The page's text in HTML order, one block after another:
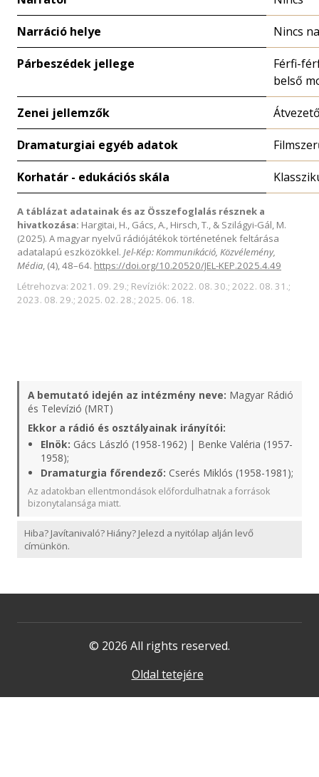
Narráció helye Nincs
Párbeszédek jellege
Férfi-
belső
Zenei jellemzők
Dramaturgiai egyéb adatok
Korhatár - edukációs skála
A táblázat adatainak és az Összefoglalás résznek a
hivatkozása: Hargitai, H., Gács, A., Hirsch, T., & Szilágyi-Gál, M.
(2025). A magyar nyelvű rádiójátékok történetének feltárása
adatalapú eszközökkel. Jel-Kép: Kommunikáció, Közvélemény,
Média, (4), 48–64. https://doi.org/10.20520/JEL-KEP.2025.4.49
Létrehozva: 2021. 09. 29.; Revíziók: 2022. 08. 30.; 2022. 08. 31.;
2023. 08. 29.; 2025. 02. 28.; 2025. 06. 18.
A bemutató idején az intézmény neve: Magyar Rádió
és Televízió (MRT)
Ekkor a rádió és osztályainak irányítói:
Elnök: Gács László (1958-1962) | Benke Valéria (1957-
1958);
Dramaturgia főrendező: Cserés Miklós (1958-1981);
Az adatokban ellentmondások előfordulhatnak a források
bizonytalansága miatt.
Hiba? Javítanivaló? Hiány? Jelezd a nyitólap alján levő
címünkön.
© 2026 All rights reserved.
Oldal tetejére